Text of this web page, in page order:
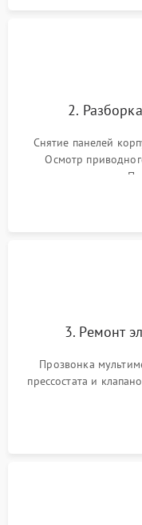
2.
Снятие панелей
Осмотр
амортизаторов.
крестовины на
3. Ремонт
Прозвонка
прессостата и
Восстановление